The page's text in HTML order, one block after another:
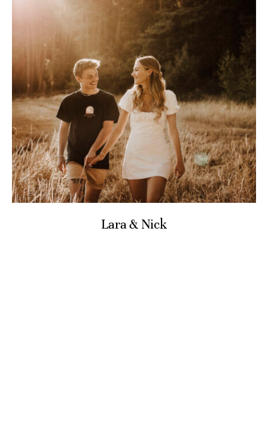
ÜBER MICH
GALERIE
HOCHZEITEN
SCHWANGERSCHAFT, BABY & FAMILIE
LOVESTORIES
PORTRAIT
KONTAKT
LEISTUNGEN
Lara & Nick